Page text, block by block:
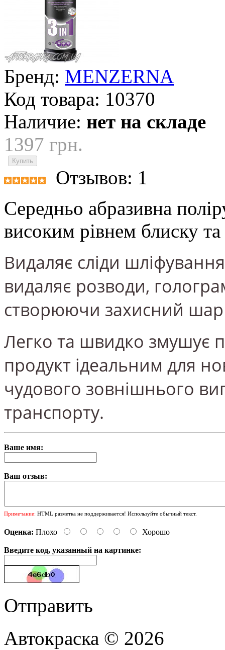
Бренд: MENZERNA
Код товара: 10370
Наличие: нет на складе
1397 грн.
Отзывов: 1
Середньо абразивна
високим рівнем блиску
Видаляє сліди
видаляє розводи,
створюючи захисний шар
Легко та швидко змушує
продукт ідеальним для
чудового зовнішнього
транспорту.
Ваше имя:
Ваш отзыв:
Примечание: HTML разметка не поддерживается! Используйте обычный текст.
Оценка: Плохо Хорошо
Введите код, указанный на картинке:
Отправить
Автокраска © 2026